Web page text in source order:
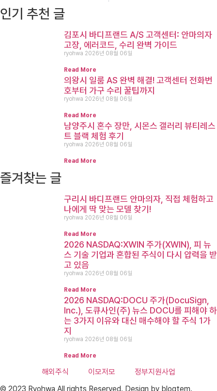
인기 추천 글
김포시 바디프랜드 A/S 고객센터: 안마의자
고장, 에러코드, 수리 완벽 가이드
ryohwa 2026년 08월 06일
Read More
의왕시 일룸 AS 완벽 해결! 고객센터 전화번
호부터 가구 수리 꿀팁까지
ryohwa 2026년 08월 06일
Read More
남양주시 혼수 장만, 시몬스 갤러리 뷰티레스
트 블랙 체험 후기
ryohwa 2026년 08월 06일
Read More
즐겨찾는 글
구리시 바디프랜드 안마의자, 직접 체험하고
나에게 딱 맞는 모델 찾기!
ryohwa 2026년 08월 06일
Read More
2026 NASDAQ:XWIN 주가(XWIN), 피 뉴
스 기술 기업과 혼합된 주식이 다시 압력을 받
고 있음
ryohwa 2026년 08월 06일
Read More
2026 NASDAQ:DOCU 주가(DocuSign,
Inc.), 도큐사인(주) 뉴스 DOCU를 피해야 하
는 3가지 이유와 대신 매수해야 할 주식 1가
지
ryohwa 2026년 08월 06일
Read More
해외주식 이모저모
정부지원사업
© 2023 Ryohwa All rights Reserved. Design by blogtem.